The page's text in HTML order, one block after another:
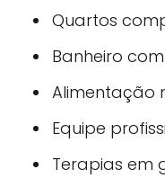
Quartos
Banheiro
Alimentação
Equipe
Terapias em